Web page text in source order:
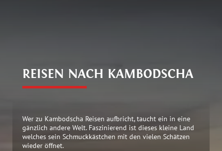
REISEN NACH KAMBODSCHA
Wer zu Kambodscha Reisen aufbricht, taucht ein in eine
gänzlich andere Welt. Faszinierend ist dieses kleine Land
welches sein Schmuckkästchen mit den vielen Schätzen
wieder öffnet.